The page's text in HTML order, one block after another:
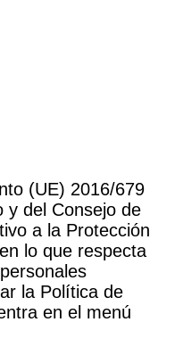
(UE) 2016/679
y del Consejo de
a la Protección
lo que respecta
la Política de
en el menú